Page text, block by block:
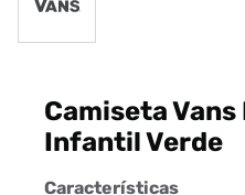
Camiseta
Infantil Verde
Características